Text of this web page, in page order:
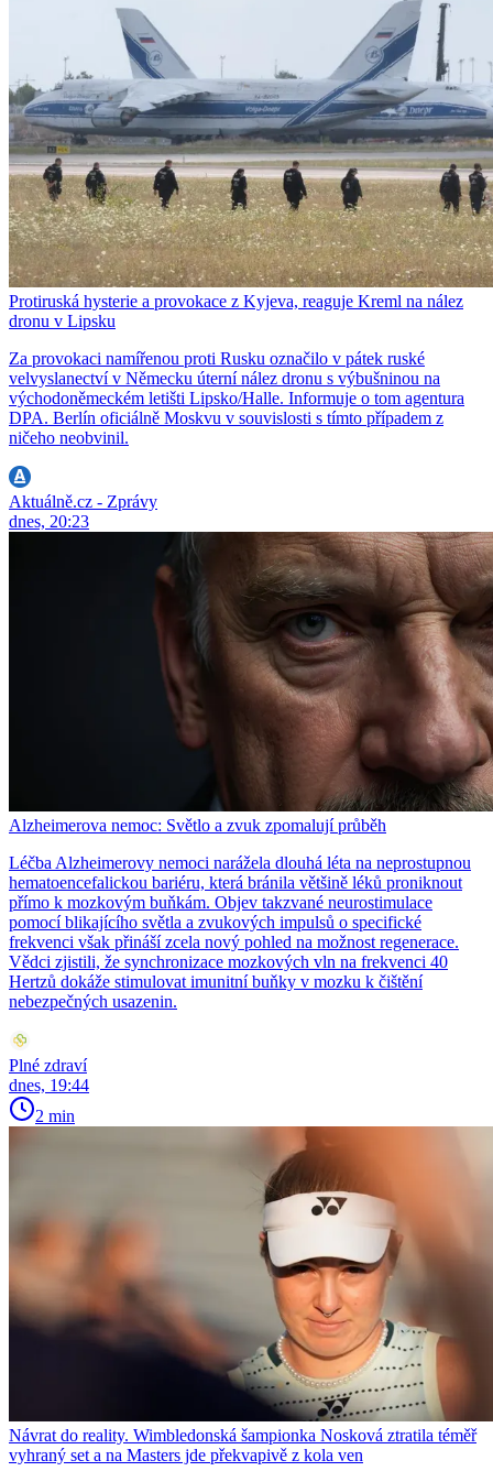
Protiruská hysterie a provokace z Kyjeva, reaguje Kreml na nález
dronu v Lipsku
Za provokaci namířenou proti Rusku označilo v pátek ruské
velvyslanectví v Německu úterní nález dronu s výbušninou na
východoněmeckém letišti Lipsko/Halle. Informuje o tom agentura
DPA. Berlín oficiálně Moskvu v souvislosti s tímto případem z
ničeho neobvinil.
Aktuálně.cz - Zprávy
dnes, 20:23
Alzheimerova nemoc: Světlo a zvuk zpomalují průběh
Léčba Alzheimerovy nemoci narážela dlouhá léta na neprostupnou
hematoencefalickou bariéru, která bránila většině léků proniknout
přímo k mozkovým buňkám. Objev takzvané neurostimulace
pomocí blikajícího světla a zvukových impulsů o specifické
frekvenci však přináší zcela nový pohled na možnost regenerace.
Vědci zjistili, že synchronizace mozkových vln na frekvenci 40
Hertzů dokáže stimulovat imunitní buňky v mozku k čištění
nebezpečných usazenin.
Plné zdraví
dnes, 19:44
2 min
Návrat do reality. Wimbledonská šampionka Nosková ztratila téměř
vyhraný set a na Masters jde překvapivě z kola ven